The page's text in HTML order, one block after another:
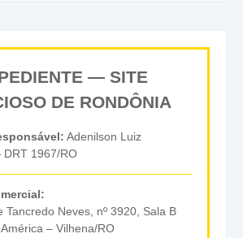
— SITE
DE RONDÔNIA
Adenilson Luiz
1967/RO
Tancredo Neves, nº 3920, Sala B
– Vilhena/RO